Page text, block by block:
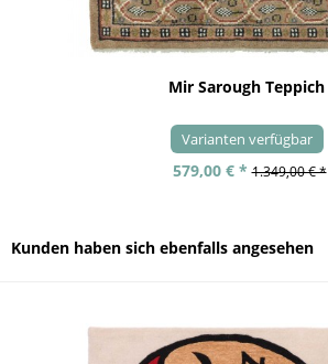
Mir Sarough Teppich
Varianten verfügbar
579,00 € * 1.349,00 € *
Kunden haben sich ebenfalls angesehen